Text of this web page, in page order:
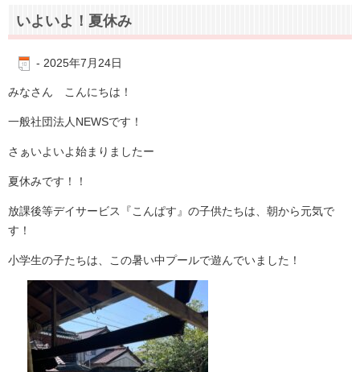
いよいよ！夏休み
- 2025年7月24日
みなさん こんにちは！
一般社団法人NEWSです！
さぁいよいよ始まりましたー
夏休みです！！
放課後等デイサービス『こんぱす』の子供たちは、朝から元気で
す！
小学生の子たちは、この暑い中プールで遊んでいました！